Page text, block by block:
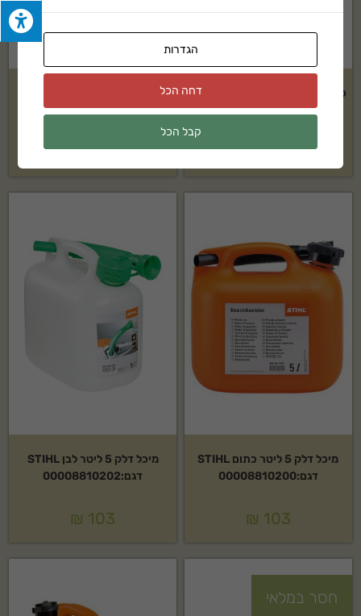
כפפות מגן מקצועיות SPECIAL –
עם הגנת ניסור
₪565
₪155
מיכל דלק 5 ליטר כתום STIHL
דגם:00008810200
₪ 103
מיכל דלק 5 ליטר לבן STIHL
דגם:00008810202
₪ 103
חסר במלאי
הגדרות
דחה הכל
קבל הכל